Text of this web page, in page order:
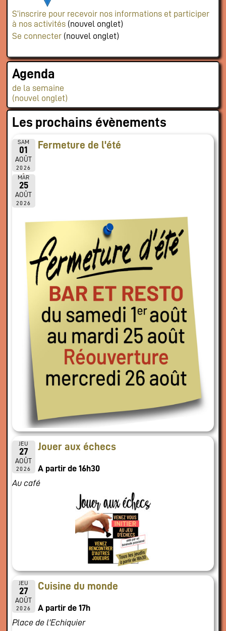
S’inscrire pour recevoir nos informations et participer
à nos activités(nouvel onglet)
Se connecter(nouvel onglet)
Agenda
de la semaine
(nouvel onglet)
Les prochains évènements
SAM
01
AOÛT
2026
MAR
25
AOÛT
2026
Fermeture de l'été
JEU
27
AOÛT
2026
Jouer aux échecs
A partir de 16h30
Au café
JEU
27
AOÛT
2026
Cuisine du monde
A partir de 17h
Place de l'Echiquier